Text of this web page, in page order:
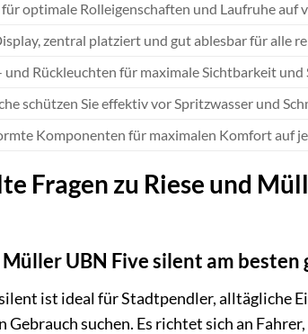
optimale Rolleigenschaften und Laufruhe auf
zentral platziert und gut ablesbar für alle
Rückleuchten für maximale Sichtbarkeit und
schützen Sie effektiv vor Spritzwasser und
Komponenten für maximalen Komfort auf
Fragen zu Riese und
UBN Five silent am besten
ist ideal für Stadtpendler, alltägliche
suchen. Es richtet sich an